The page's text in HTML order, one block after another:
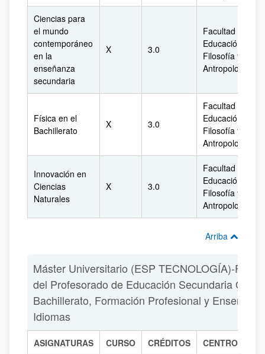
Ciencias para
el mundo
contemporáneo
en la
enseñanza
secundaria
X 3.0
Facultad de
Educación,
Filosofía y
Antropología
Física en el
Bachillerato
X 3.0
Facultad de
Educación,
Filosofía y
Antropología
Innovación en
Ciencias
Naturales
X 3.0
Facultad de
Educación,
Filosofía y
Antropología
Arriba
Máster Universitario (ESP TECNOLOGÍA)-
del Profesorado de Educación Secundaria
Bachillerato, Formación Profesional y
Idiomas
ASIGNATURAS CURSO CRÉDITOS CENTRO